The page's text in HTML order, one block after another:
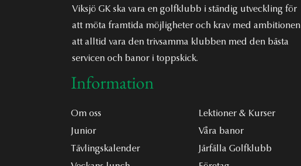
Viksjö GK ska vara en golfklubb i ständig utveckling för
att möta framtida möjligheter och krav med ambitionen
att alltid vara den trivsamma klubben med den bästa
servicen och banor i toppskick.
Information
Om oss
Lektioner & Kurser
Junior
Våra banor
Tävlingskalender
Järfälla Golfklubb